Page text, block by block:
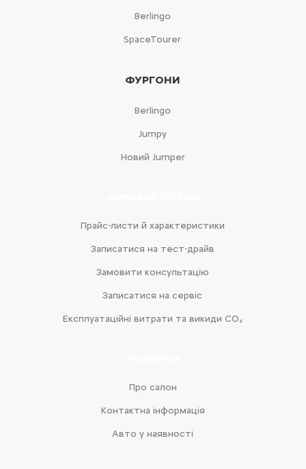
Berlingo
SpaceTourer
ФУРГОНИ
Berlingo
Jumpy
Новий Jumper
Прайс-листи й характеристики
Записатися на тест-драйв
Замовити консультацію
Записатися на сервіс
Експлуатаційні витрати та викиди CO₂
Про салон
Контактна інформація
Авто у наявності